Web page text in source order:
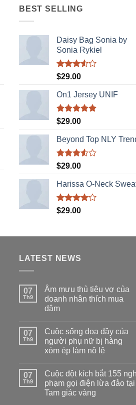
BEST SELLING
Daisy Bag Sonia by
Sonia Rykiel
Được
hạng
3.505
sao
$29.00
On1 Jersey UNIF
Được xếp
5 sao
$29.00
Beyond Top NLY
Được
hạng
3.505
sao
$29.00
Harissa O-Neck
Được
$29.00
LATEST NEWS
07
Th9
Âm mưu thủ tiêu vợ của
doanh nhân thích mua
dâm
bình
luận
ở
Âm
tiêu
vợ
của
doanh
nhân
07
Th9
Cuộc sống đoạ đầy của
người phụ nữ bị hàng
xóm ép làm nô lệ
bình
luận
ở
Cuộc
07
Th9
Cuộc đột kích bắt 155
phạm gọi điện lừa đảo tại
Tam giác vàng